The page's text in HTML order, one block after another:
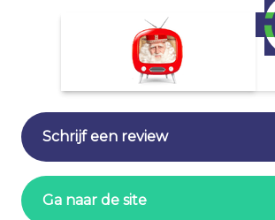
Schrijf een review
Ga naar de site